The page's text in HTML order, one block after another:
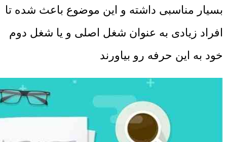
بسیار مناسبی داشته و این موضوع باعث شده تا
افراد زیادی به عنوان شغل اصلی و یا شغل دوم
خود به این حرفه رو بیاورند